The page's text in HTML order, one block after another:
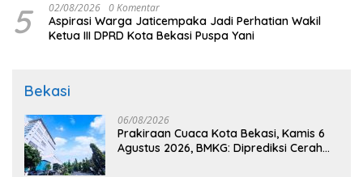
5 02/08/2026 0 Komentar
Aspirasi Warga Jaticempaka Jadi Perhatian Wakil
Ketua III DPRD Kota Bekasi Puspa Yani
Bekasi
06/08/2026
Prakiraan Cuaca Kota Bekasi, Kamis 6
Agustus 2026, BMKG: Diprediksi Cerah